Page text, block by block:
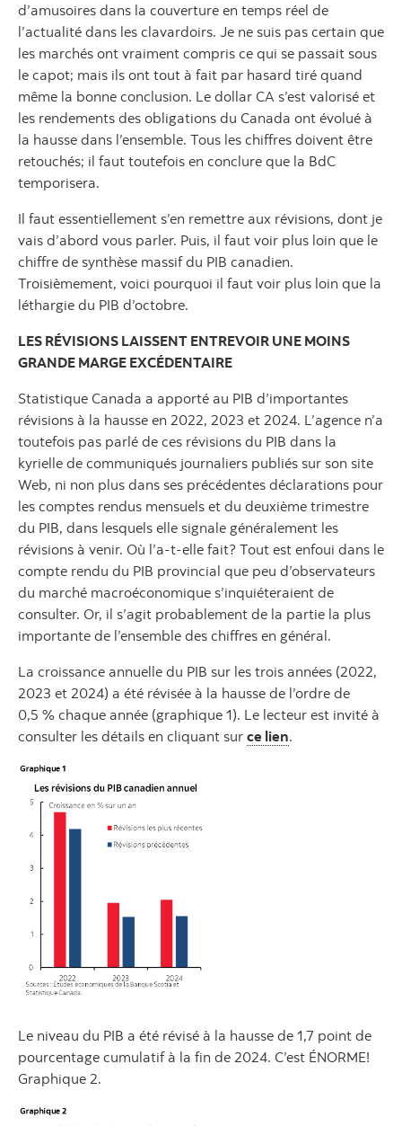
d’amusoires dans la couverture en temps réel de
l’actualité dans les clavardoirs. Je ne suis pas certain que
les marchés ont vraiment compris ce qui se passait sous
le capot; mais ils ont tout à fait par hasard tiré quand
même la bonne conclusion. Le dollar CA s’est valorisé et
les rendements des obligations du Canada ont évolué à
la hausse dans l’ensemble. Tous les chiffres doivent être
retouchés; il faut toutefois en conclure que la BdC
temporisera.
Il faut essentiellement s’en remettre aux révisions, dont je
vais d’abord vous parler. Puis, il faut voir plus loin que le
chiffre de synthèse massif du PIB canadien.
Troisièmement, voici pourquoi il faut voir plus loin que la
léthargie du PIB d’octobre.
LES RÉVISIONS LAISSENT ENTREVOIR UNE MOINS
GRANDE MARGE EXCÉDENTAIRE
Statistique Canada a apporté au PIB d’importantes
révisions à la hausse en 2022, 2023 et 2024. L’agence n’a
toutefois pas parlé de ces révisions du PIB dans la
kyrielle de communiqués journaliers publiés sur son site
Web, ni non plus dans ses précédentes déclarations pour
les comptes rendus mensuels et du deuxième trimestre
du PIB, dans lesquels elle signale généralement les
révisions à venir. Où l’a‑t‑elle fait? Tout est enfoui dans le
compte rendu du PIB provincial que peu d’observateurs
du marché macroéconomique s’inquiéteraient de
consulter. Or, il s’agit probablement de la partie la plus
importante de l’ensemble des chiffres en général.
La croissance annuelle du PIB sur les trois années (2022,
2023 et 2024) a été révisée à la hausse de l’ordre de
0,5 % chaque année (graphique 1). Le lecteur est invité à
consulter les détails en cliquant sur ce lien.
Le niveau du PIB a été révisé à la hausse de 1,7 point de
pourcentage cumulatif à la fin de 2024. C’est ÉNORME!
Graphique 2.